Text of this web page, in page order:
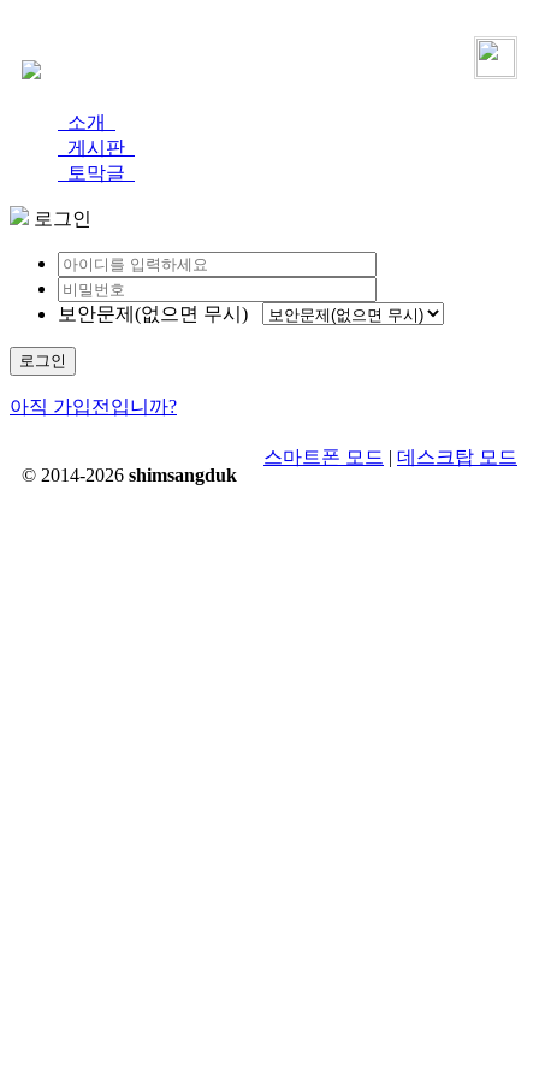
소개
게시판
토막글
로그인
보안문제(없으면 무시)
로그인
아직 가입전입니까?
© 2014-2026 shimsangduk
스마트폰 모드 | 데스크탑 모드